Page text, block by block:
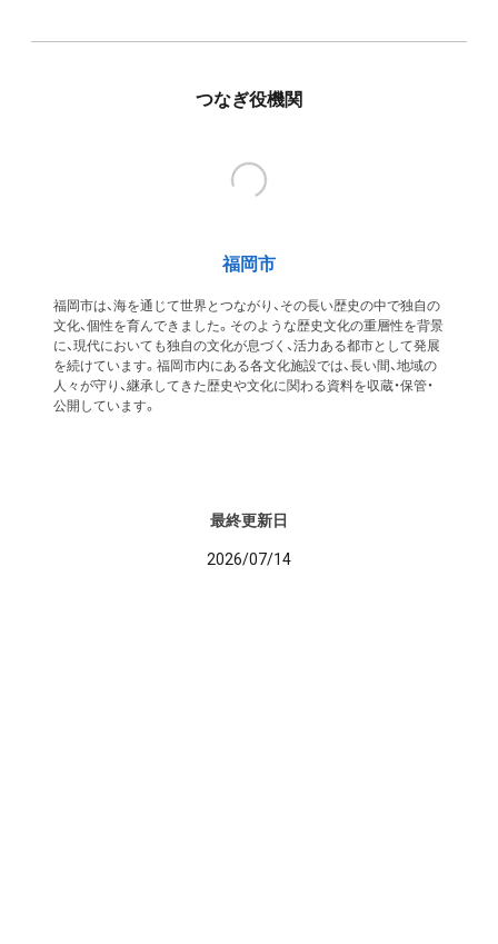
つなぎ役機関
福岡市
福岡市は、海を通じて世界とつながり、その長い歴史の中で独自の
文化、個性を育んできました。そのような歴史文化の重層性を背景
に、現代においても独自の文化が息づく、活力ある都市として発展
を続けています。福岡市内にある各文化施設では、長い間、地域の
人々が守り、継承してきた歴史や文化に関わる資料を収蔵・保管・
公開しています。
最終更新日
2026/07/14